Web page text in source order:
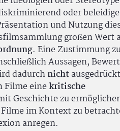
oder
und Nutzung
großen Wert
. Eine Zustimmung
Aussagen,
dadurchnicht
Filme einekritische
Geschichte zu
im Kontext zu
anregen.